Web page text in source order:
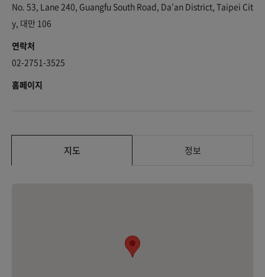
No. 53, Lane 240, Guangfu South Road, Da’an District, Taipei Cit
y, 대만 106
연락처
02-2751-3525
홈페이지
지도 정보